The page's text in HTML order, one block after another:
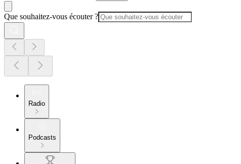
Que souhaitez-vous écouter ?
Radio
Podcasts